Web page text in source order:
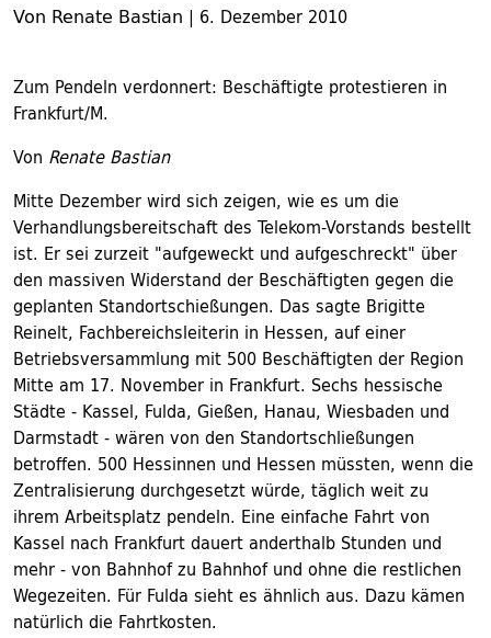
Von Renate Bastian | 6. Dezember 2010
Zum Pendeln verdonnert: Beschäftigte protestieren in
Frankfurt/M.
Von Renate Bastian
Mitte Dezember wird sich zeigen, wie es um die
Verhandlungsbereitschaft des Telekom-Vorstands bestellt
ist. Er sei zurzeit "aufgeweckt und aufgeschreckt" über
den massiven Widerstand der Beschäftigten gegen die
geplanten Standortschießungen. Das sagte Brigitte
Reinelt, Fachbereichsleiterin in Hessen, auf einer
Betriebsversammlung mit 500 Beschäftigten der Region
Mitte am 17. November in Frankfurt. Sechs hessische
Städte - Kassel, Fulda, Gießen, Hanau, Wiesbaden und
Darmstadt - wären von den Standortschließungen
betroffen. 500 Hessinnen und Hessen müssten, wenn die
Zentralisierung durchgesetzt würde, täglich weit zu
ihrem Arbeitsplatz pendeln. Eine einfache Fahrt von
Kassel nach Frankfurt dauert anderthalb Stunden und
mehr - von Bahnhof zu Bahnhof und ohne die restlichen
Wegezeiten. Für Fulda sieht es ähnlich aus. Dazu kämen
natürlich die Fahrtkosten.